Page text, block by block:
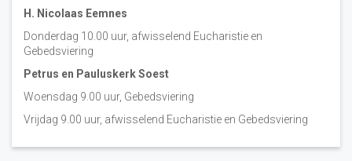
H. Nicolaas Eemnes
Donderdag 10.00 uur, afwisselend Eucharistie en
Gebedsviering
Petrus en Pauluskerk Soest
Woensdag 9.00 uur, Gebedsviering
Vrijdag 9.00 uur, afwisselend Eucharistie en Gebedsviering